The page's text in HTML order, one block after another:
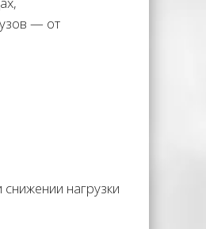
— от
нагрузки